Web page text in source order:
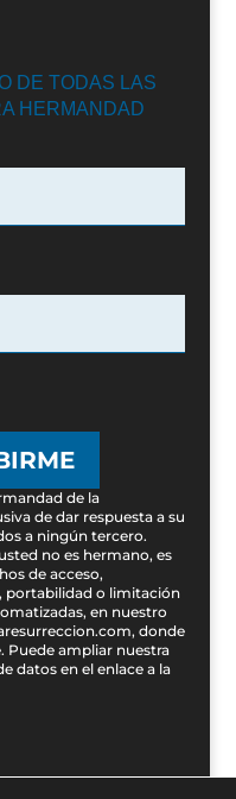
DE TODAS LAS
HERMANDAD
de la
de dar respuesta a su
a ningún tercero.
no es hermano, es
de acceso,
portabilidad o limitación
en nuestro
donde
Puede ampliar nuestra
datos en el enlace a la